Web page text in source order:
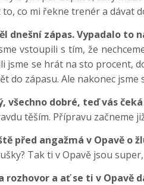
to, co mi řekne trenér a dávat
dnešní zápas. Vypadalo to
vstoupili s tím, že
jsme se hrát na sto procent,
do zápasu. Ale nakonec jsme
všechno dobré, teď vás čeká
těším. Přípravu začneme
před angažmá v Opavě o
Tak ti v Opavě jsou
rozhovor a ať se ti v Opavě